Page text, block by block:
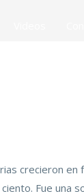
crecieron
Fue una